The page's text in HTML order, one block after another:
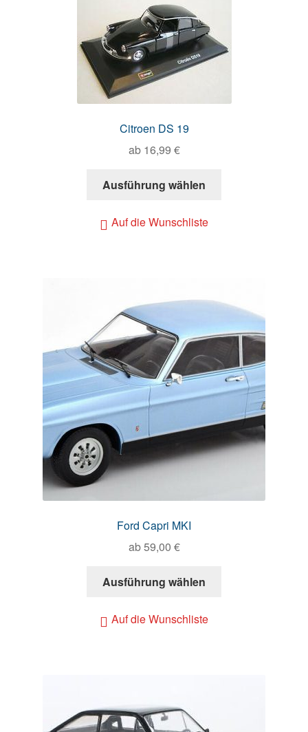
Citroen DS 19
ab 16,99 €
Ausführung wählen
Auf die Wunschliste
Ford Capri MKI
ab59,00 €
Ausführung wählen
Auf die Wunschliste